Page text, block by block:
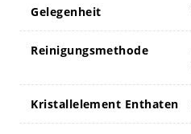
Gelegenheit
Reinigungsmethode
Kristallelement Enthaten